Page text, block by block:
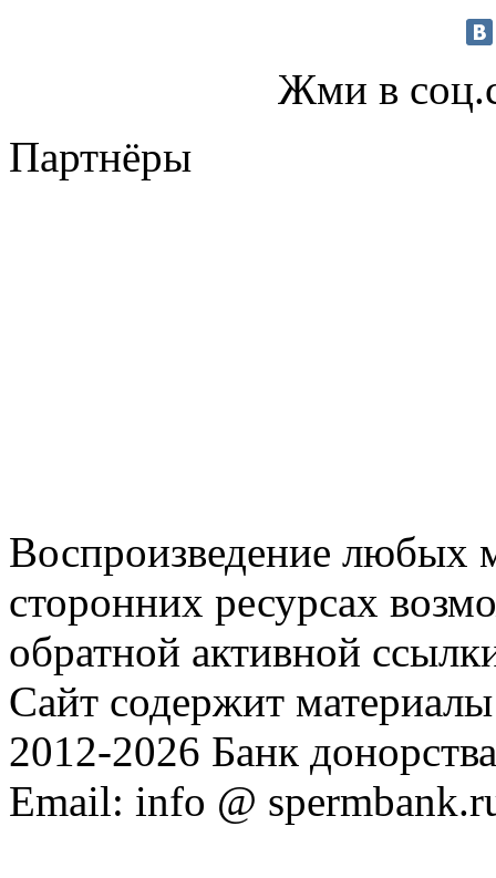
Жми в
Партнёры
Воспроизведение любых
сторонних ресурсах
обратной активной
Сайт содержит
2012-2026 Банк
Email: info @